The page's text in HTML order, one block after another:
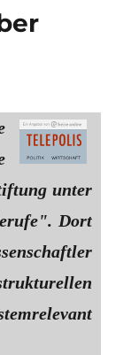
unter
Dort